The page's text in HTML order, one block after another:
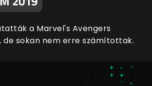
a Marvel's Avengers
sokan nem erre számítottak.